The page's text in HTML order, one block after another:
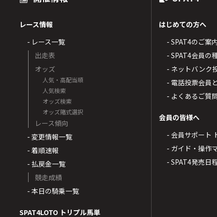
レース情報
- レース一覧
出走表
オッズ
人気・高配当順
人気検索
オッズ検索
オッズ賭式選択
レース傾向
- 変更情報一覧
- 着順速報
- 払戻金一覧
競走成績
- 本日の騎乗一覧
SPAT4LOTO トリプル馬単
はじめての方へ
- SPAT4のご案
- SPAT4会員の
- ネットバンク
- 電話投票会員
- よくあるご質
会員の皆様へ
- 会員サポート
- ガイド・操作
- SPAT4発売日